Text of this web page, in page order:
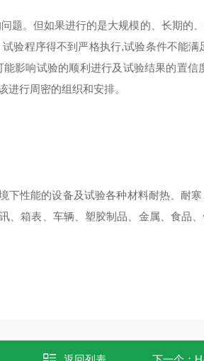
题。但如果进行的是大规模的、长期的
验程序得不到严格执行,试验条件不能
影响试验的顺利进行及试验结果的置信
行周密的组织和安排。
下性能的设备及试验各种材料耐热、耐
、箱表、车辆、塑胶制品、金属、食品